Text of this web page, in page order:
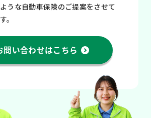
うな自動車保険のご提案をさせて
。
問い合わせはこちら